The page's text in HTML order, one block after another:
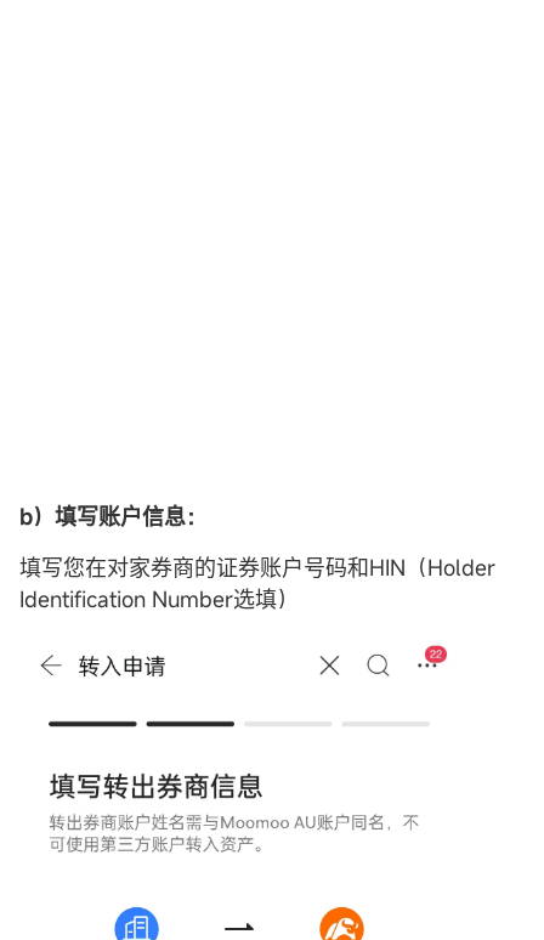
b）填写账户信息：
填写您在对家券商的证券账户号码和HIN（Holder
Identification Number选填）